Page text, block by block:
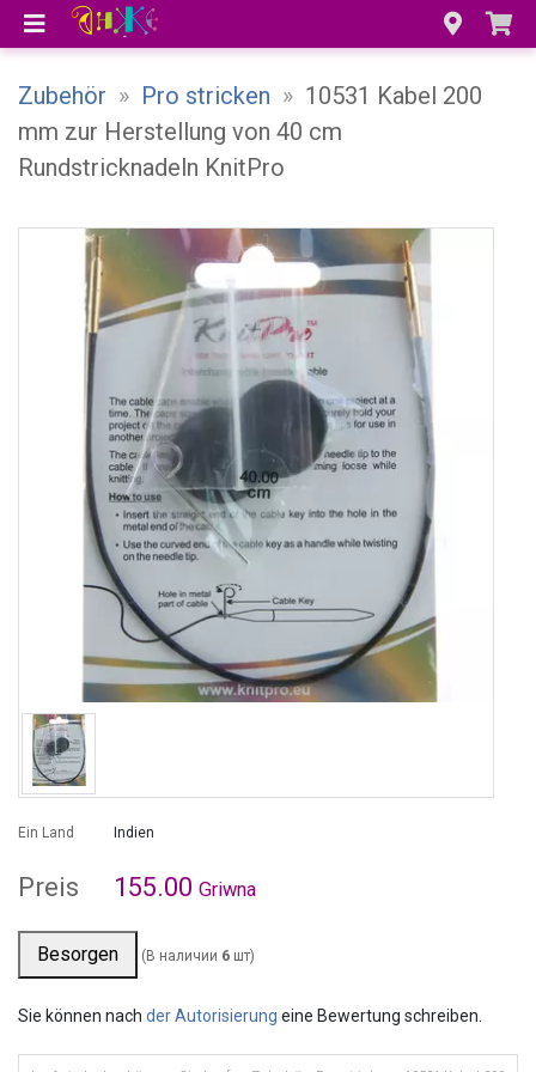
Zubehör » Pro stricken » 10531 Kabel 200
mm zur Herstellung von 40 cm
Rundstricknadeln KnitPro
Ein Land Indien
Preis 155.00 Griwna
Besorgen (В наличии 6 шт)
Sie können nach der Autorisierung eine Bewertung schreiben.